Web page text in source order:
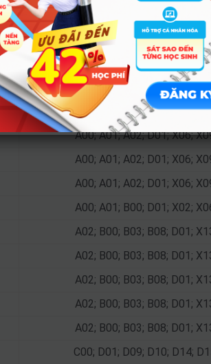
A00; A01; A02; A04; C00;
A00; A01; B00; C01; C02;
A00; A01; B00; D01; X02;
C00; D01; D14; D15; D66;
A01; D01; D14; D15; D66;
A00; A01; A02; D01; X06;
A00; A01; A02; D01; X06;
A00; A01; A02; D01; X06;
A00; A01; B00; D01; X02;
A02; B00; B03; B08; D01;
A02; B00; B03; B08; D01;
A02; B00; B03; B08; D01;
A02; B00; B03; B08; D01;
A02; B00; B03; B08; D01;
C00; D01; D09; D10; D14;